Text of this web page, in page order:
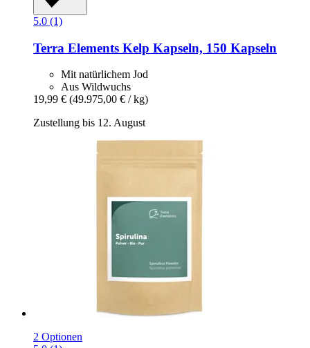
5.0 (1)
Terra Elements Kelp Kapseln, 150 Kapseln
Mit natürlichem Jod
Aus Wildwuchs
19,99 € (49.975,00 € / kg)
Zustellung bis 12. August
2 Optionen